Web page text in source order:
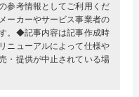
参考情報としてご利用くだ
ーカーやサービス事業者の
。◆記事内容は記事作成時
ニューアルによって仕様や
・提供が中止されている場